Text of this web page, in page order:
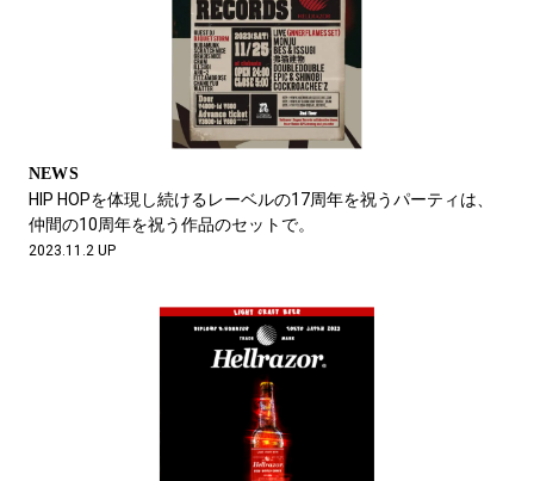
NEWS
HIP HOPを体現し続けるレーベルの17周年を祝うパーティは、
仲間の10周年を祝う作品のセットで。
2023.11.2 UP